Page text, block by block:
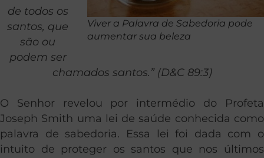
Viver a Palavra de Sabedoria pode
aumentar sua beleza
de todos os
santos, que
são ou
podem ser
chamados santos.” (D&C 89:3)
O Senhor revelou por intermédio do Profeta
Joseph Smith uma lei de saúde conhecida como
palavra de sabedoria. Essa lei foi dada com o
intuito de proteger os santos que nos últimos